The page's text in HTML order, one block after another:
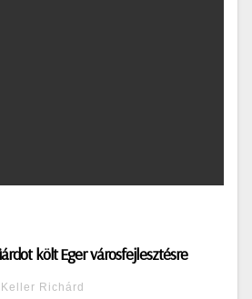
költ Eger városfejlesztésre
Keller Richárd